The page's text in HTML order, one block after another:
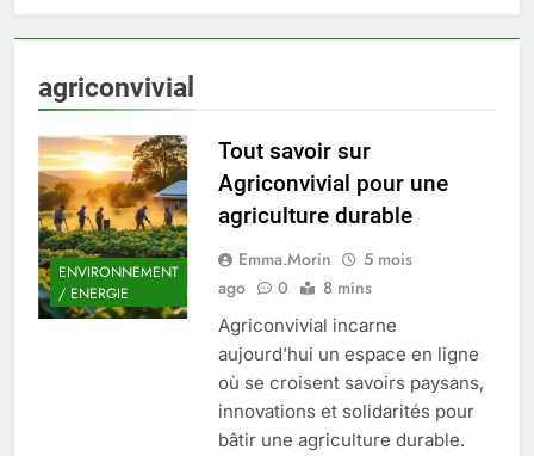
impact dans le domaine médical
4 Mois Ago
Quel est le salaire de Myriam Seurat en
2025 ?
4 Mois Ago
Okrami : comprendre ses
fonctionnalités clés et avantages
4 Mois Ago
agriconvivial
ENVIRONNEMENT
/ ENERGIE
Tout savoir sur
Agriconvivial pour une
agriculture durable
Emma.Morin
5 mois
ago
0 8 mins
Agriconvivial incarne
aujourd’hui un espace en ligne
où se croisent savoirs paysans,
innovations et solidarités pour
bâtir une agriculture durable.